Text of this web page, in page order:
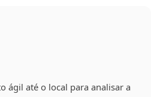
ágil até o local para analisar a